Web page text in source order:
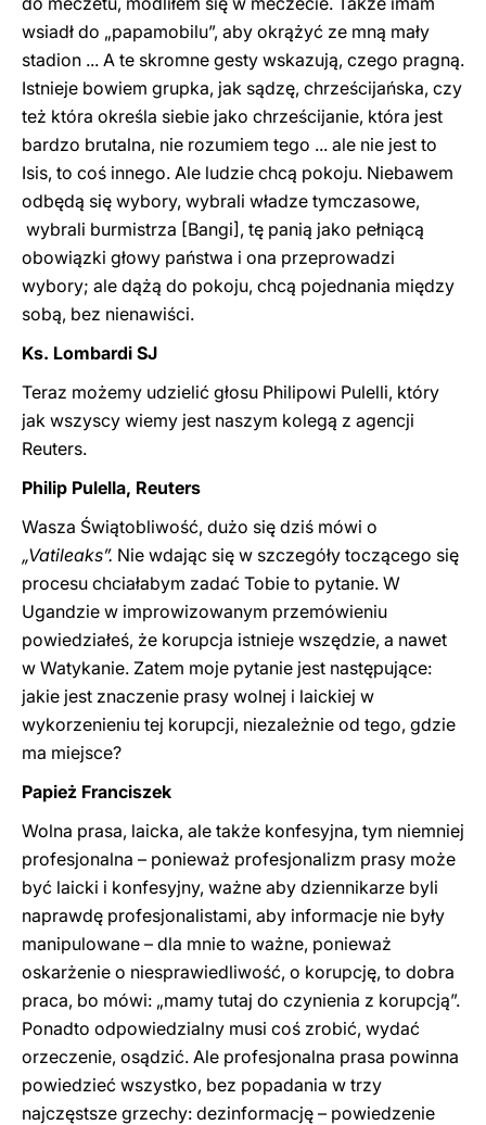
wsiadł do „papamobilu”, aby okrążyć ze mną mały
stadion ... A te skromne gesty wskazują, czego pragną.
Istnieje bowiem grupka, jak sądzę, chrześcijańska, czy
też która określa siebie jako chrześcijanie, która jest
bardzo brutalna, nie rozumiem tego ... ale nie jest to
Isis, to coś innego. Ale ludzie chcą pokoju. Niebawem
odbędą się wybory, wybrali władze tymczasowe,
wybrali burmistrza [Bangi], tę panią jako pełniącą
obowiązki głowy państwa i ona przeprowadzi
wybory; ale dążą do pokoju, chcą pojednania między
sobą, bez nienawiści.
Ks. Lombardi SJ
Teraz możemy udzielić głosu Philipowi Pulelli, który
jak wszyscy wiemy jest naszym kolegą z agencji
Reuters.
Philip Pulella, Reuters
Wasza Świątobliwość, dużo się dziś mówi o
„Vatileaks”. Nie wdając się w szczegóły toczącego się
procesu chciałabym zadać Tobie to pytanie. W
Ugandzie w improwizowanym przemówieniu
powiedziałeś, że korupcja istnieje wszędzie, a nawet
w Watykanie. Zatem moje pytanie jest następujące:
jakie jest znaczenie prasy wolnej i laickiej w
wykorzenieniu tej korupcji, niezależnie od tego, gdzie
ma miejsce?
Papież Franciszek
Wolna prasa, laicka, ale także konfesyjna, tym niemniej
profesjonalna – ponieważ profesjonalizm prasy może
być laicki i konfesyjny, ważne aby dziennikarze byli
naprawdę profesjonalistami, aby informacje nie były
manipulowane – dla mnie to ważne, ponieważ
oskarżenie o niesprawiedliwość, o korupcję, to dobra
praca, bo mówi: „mamy tutaj do czynienia z korupcją”.
Ponadto odpowiedzialny musi coś zrobić, wydać
orzeczenie, osądzić. Ale profesjonalna prasa powinna
powiedzieć wszystko, bez popadania w trzy
najczęstsze grzechy: dezinformację – powiedzenie